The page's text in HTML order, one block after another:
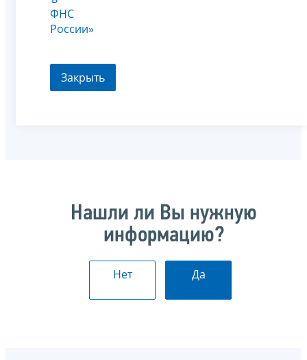
ФНС
России»
Закрыть
Нашли ли Вы нужную
информацию?
Нет Да